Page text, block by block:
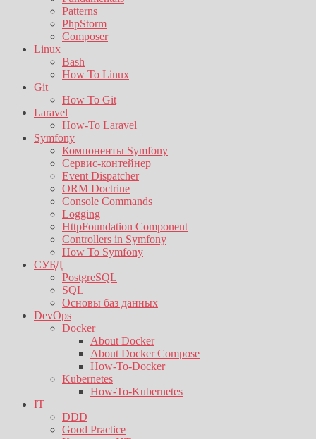
Patterns
PhpStorm
Composer
Linux
Bash
How To Linux
Git
How To Git
Laravel
How-To Laravel
Symfony
Компоненты Symfony
Сервис-контейнер
Event Dispatcher
ORM Doctrine
Console Commands
Logging
HttpFoundation Component
Controllers in Symfony
How To Symfony
СУБД
PostgreSQL
SQL
Основы баз данных
DevOps
Docker
About Docker
About Docker Compose
How-To-Docker
Kubernetes
How-To-Kubernetes
IT
DDD
Good Practice